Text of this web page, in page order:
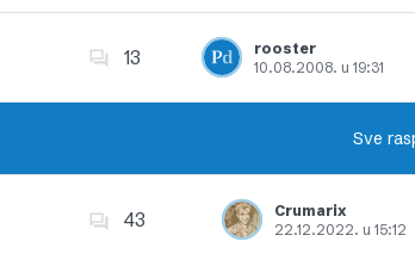
Dodajte u favorite
13
rooster
10.08.2008. u 19:31
Dodajte u favorite
Sve
43
Crumarix
22.12.2022. u 15:12